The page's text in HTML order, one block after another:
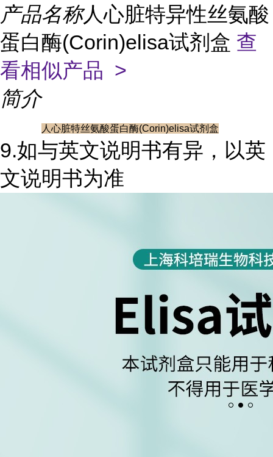
产品名称人心脏特异性丝氨酸
蛋白酶(Corin)elisa试剂盒 查
看相似产品 >
简介
人心脏特丝氨酸蛋白酶(Corin)elisa试剂盒
9.如与英文说明书有异，以英
文说明书为准